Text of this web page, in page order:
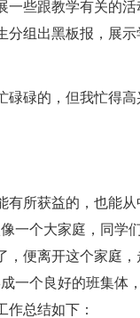
些跟教学有关的活
分组出黑板报，展示
碌的，但我忙得高
所获益的，也能从
一个大家庭，同学
，便离开这个家庭，
一个良好的班集体
总结如下：